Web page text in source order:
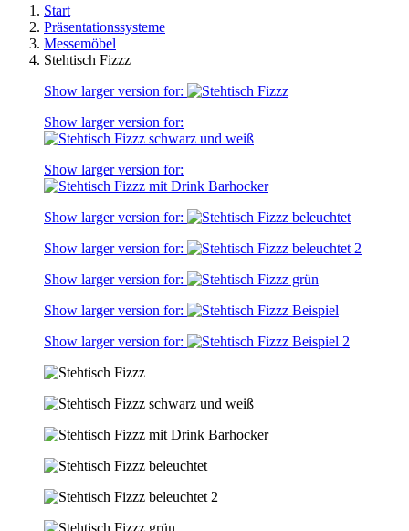
Start
Präsentationssysteme
Messemöbel
Stehtisch Fizzz
Show larger version for:
Show larger version for:
Show larger version for:
Show larger version for:
Show larger version for:
Show larger version for:
Show larger version for:
Show larger version for: